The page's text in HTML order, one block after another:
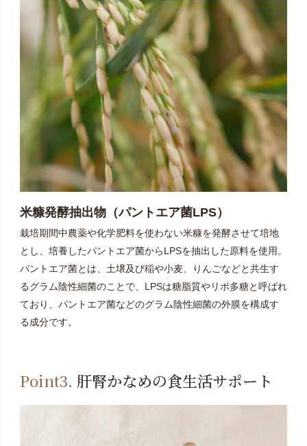
米糠発酵抽出物（パントエア菌LPS）
栽培期間中農薬や化学肥料を使わない米糠を発酵させて培地
とし、培養したパントエア菌からLPSを抽出した原料を使用。
パントエア菌とは、土壌及び稲や小麦、りんごなどと共生す
るグラム陰性細菌のことで、LPSは糖脂質やリポ多糖と呼ばれ
ており、パントエア菌などのグラム陰性細菌の外膜を構成す
る成分です。
Point3. 肝腎かなめの食生活サポート